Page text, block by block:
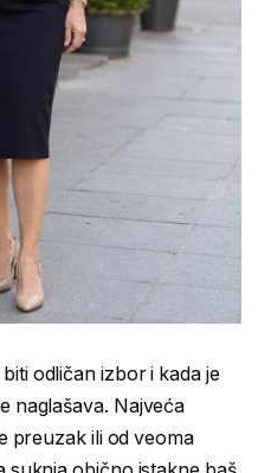
odličan izbor i kada je
naglašava. Najveća
preuzak ili od veoma